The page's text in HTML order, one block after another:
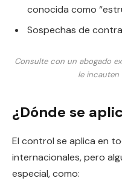
conocida como
Sospechas de
Consulte con un abogado
le incauten
¿Dónde se
El control se aplica en
internacionales, pero
especial, como: